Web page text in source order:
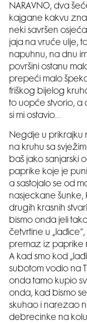
NARAVNO, dva
kajgane kakvu zna
neki savršen
jaja na vruće ulje,
napuhnu, na dnu
površini ostanu
prepeći malo
friškog bijelog
to uopće stvorio, a
si mi ostavio…
Negdje u prikrajku
na kruhu sa
baš jako sanjarski
paprike koje je
a sastojalo se od
nasjeckane šunke,
drugih krasnih
bismo onda jeli
četvrtine u
premaz iz paprike
A kad smo kod
subotom vodio na
onda tamo kupio
onda, kad bismo
skuhao i narezao
debrecinke na